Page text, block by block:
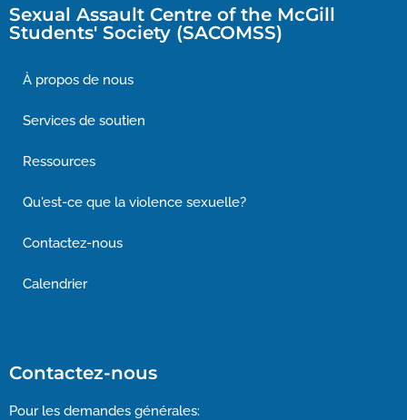
Sexual Assault Centre of the McGill
Students' Society (SACOMSS)
À propos de nous
Services de soutien
Ressources
Qu'est-ce que la violence sexuelle?
Contactez-nous
Calendrier
Contactez-nous
Pour les demandes générales: